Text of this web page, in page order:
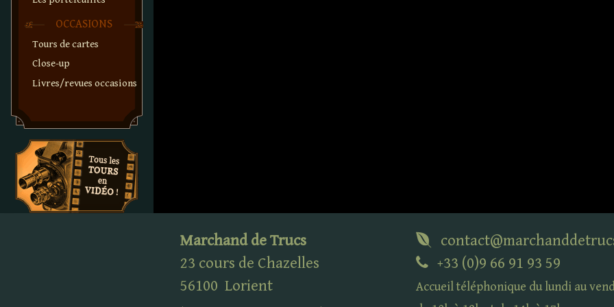
OCCASIONS
Tours de cartes
Close-up
Livres/revues occasions
Marchand de Trucs
23 cours de Chazelles
56100 Lorient
+33 (0)9 66 91 93 59
Accueil téléphonique du lundi au